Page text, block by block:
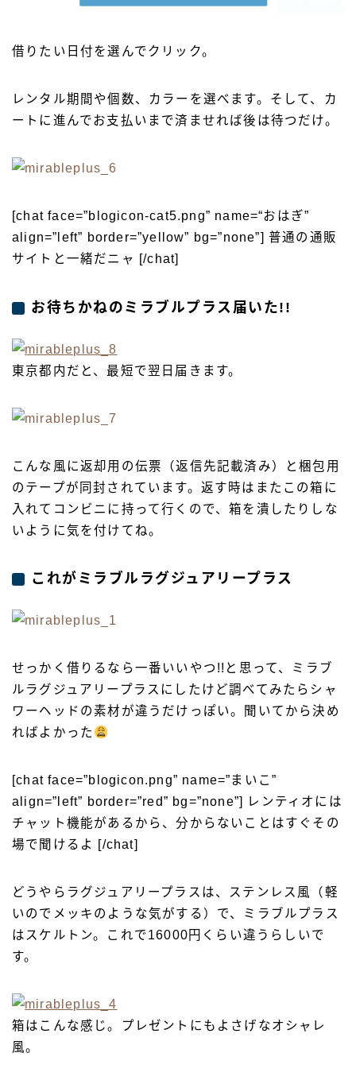
借りたい日付を選んでクリック。
レンタル期間や個数、カラーを選べます。そして、カ
ートに進んでお支払いまで済ませれば後は待つだけ。
[chat face=”blogicon-cat5.png” name=“おはぎ”
align=”left” border=”yellow” bg=”none”] 普通の通販
サイトと一緒だニャ [/chat]
お待ちかねのミラブルプラス届いた!!
東京都内だと、最短で翌日届きます。
こんな風に返却用の伝票（返信先記載済み）と梱包用
のテープが同封されています。返す時はまたこの箱に
入れてコンビニに持って行くので、箱を潰したりしな
いように気を付けてね。
これがミラブルラグジュアリープラス
せっかく借りるなら一番いいやつ!!と思って、ミラブ
ルラグジュアリープラスにしたけど調べてみたら シャ
ワーヘッドの素材が違うだけ っぽい。聞いてから決め
ればよかった
[chat face=”blogicon.png” name=”まいこ”
align=”left” border=”red” bg=”none”] レンティオには
チャット機能があるから、分からないことはすぐその
場で聞けるよ [/chat]
どうやらラグジュアリープラスは、ステンレス風（軽
いのでメッキのような気がする）で、ミラブルプラス
はスケルトン。これで16000円くらい違うらしいで
す。
箱はこんな感じ。プレゼントにもよさげなオシャレ
風。